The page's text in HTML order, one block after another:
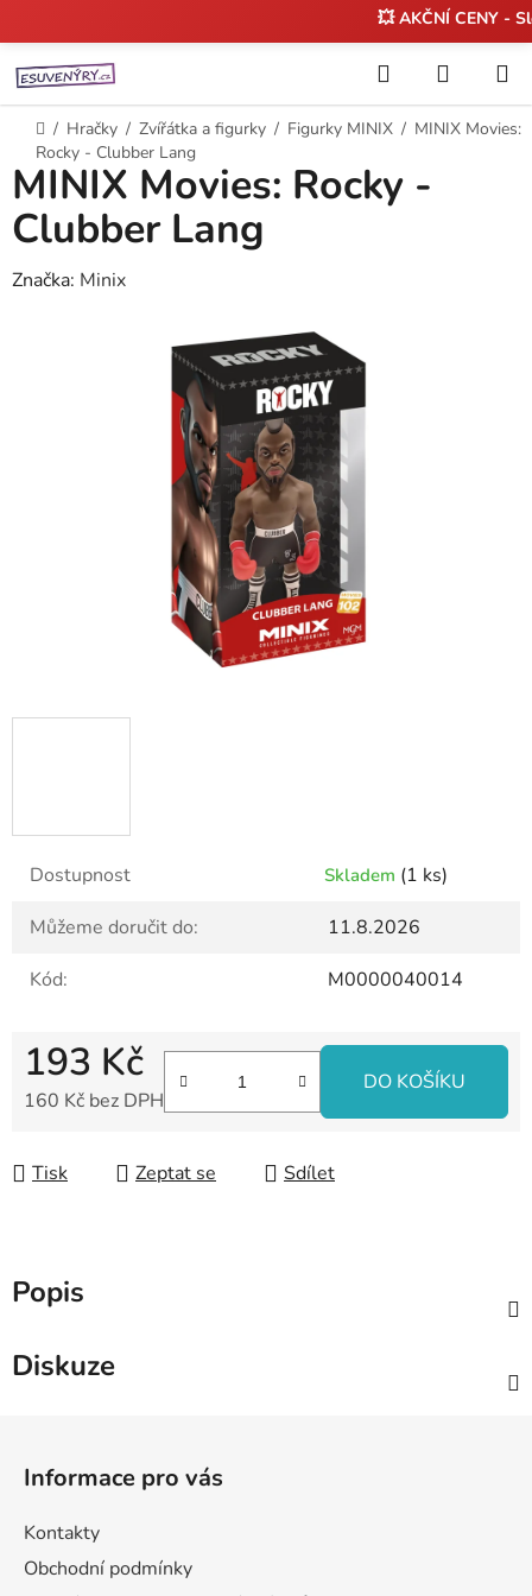
na
obsah
💥 AKČNÍ CENY -
Hledat
KOŠÍK
Domů
/ Hračky / Zvířátka a figurky / Figurky MINIX / MINIX Movies:
Rocky - Clubber Lang
Dostupnost Skladem (1 ks)
Můžeme doručit do:
11.8.2026
Kód:
M0000040014
193 Kč
160 Kč bez DPH
DO KOŠÍKU
Tisk Zeptat se Sdílet
MINIX Movies: Rocky -
Clubber Lang
Značka: Minix
Popis
Diskuze
Informace pro vás
Kontakty
Obchodní podmínky